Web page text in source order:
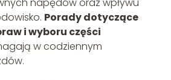
napędów oraz wpływu
Porady dotyczące
i wyboru części
w codziennym